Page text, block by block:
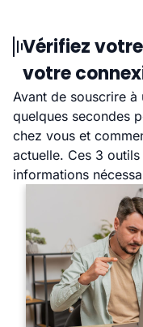
Vérifiez
votre
Avant de souscrire
quelques secondes
chez vous et
actuelle. Ces 3
informations